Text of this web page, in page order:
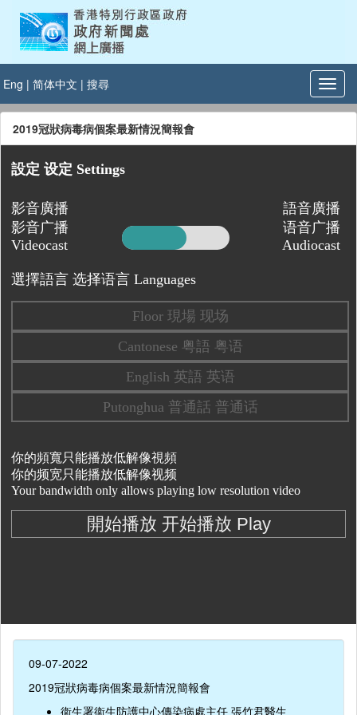
Eng | 简体中文 | 搜尋
2019冠狀病毒病個案最新情況簡報會
09-07-2022
2019冠狀病毒病個案最新情況簡報會
衞生署衞生防護中心傳染病處主任 張竹君醫生